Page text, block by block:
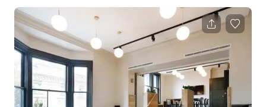
ends. CAPACITÉ Jusqu'à 100 personnes debout Les heures
d'ouverture sont normalement de 8h à 18h. Mais les
réservations peuvent être prises en dehors de ces heures
moyennant un coût supplémentaire. Veuillez envoyer une
demande à l'hôte.